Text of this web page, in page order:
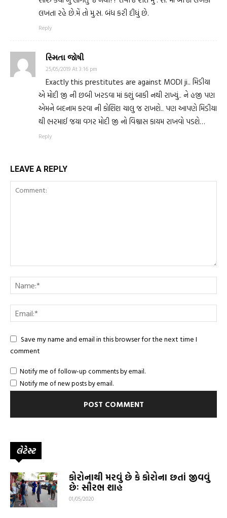
લખતા રહે છે.મેં તો મુ.સ. બંધ કરી દીધું છે.
Reply
સ્મિતા જોષી
25/05/2019 At 3:16 pm
Exactly this prestitutes are against MODI ji.. મિડીયા
એ મોદી જી ની છબી ખરડવા માં કશું બાકી નથી રાખ્યું.. ને હજી પણ
એમને બદનામ કરવા ની કોશિશ ચાલુ જ રાખશે.. પણ આપણે મિડીયા
થી ભરમાઈ જયા વગર મોદી જી નો વિશ્વાસ કાયમ રાખવો પડશે…
Reply
LEAVE A REPLY
Save my name and email in this browser for the next time I
comment
Notify me of follow-up comments by email.
Notify me of new posts by email.
લેટેસ્ટ
કોરોનાથી મરવું છે કે કોરોના છતાં જીવવું
છેઃ સૌરભ શાહ
01/05/2020